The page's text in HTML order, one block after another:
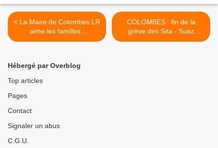
< La Maire de Colombes LR
aime les familles :
augmentation des tarifs
quotients 1 !
COLOMBES : fin de la
grève des Sita - Suez
Environnement >
Hébergé par Overblog
Top articles
Pages
Contact
Signaler un abus
C.G.U.